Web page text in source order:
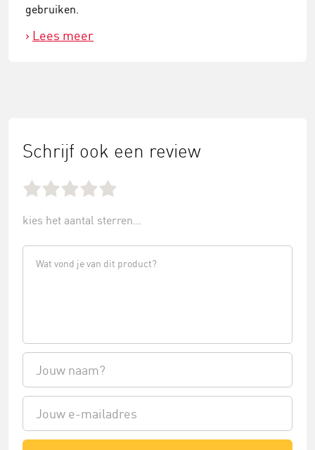
gebruiken.
Lees meer
Schrijf ook een review
kies het aantal sterren...